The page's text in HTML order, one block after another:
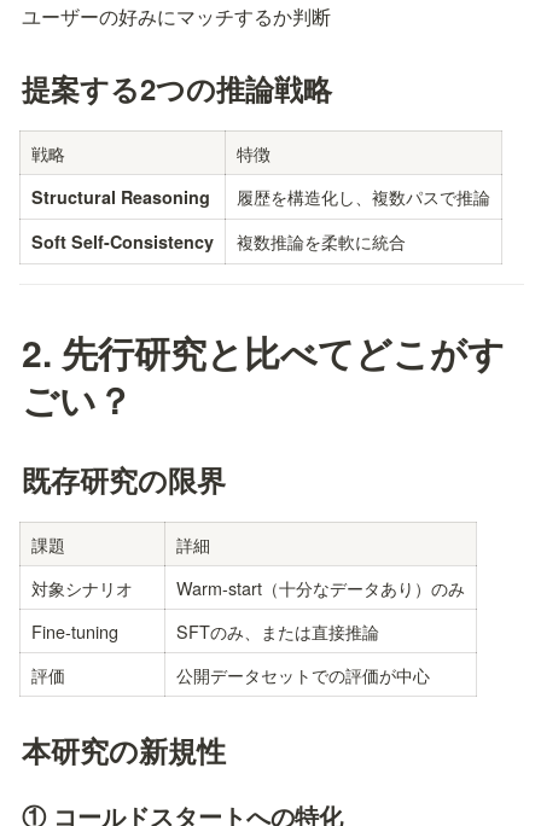
ユーザーの好みにマッチするか判断
提案する2つの推論戦略
戦略 特徴
Structural Reasoning 履歴を構造化し、複数パスで推論
Soft Self-Consistency 複数推論を柔軟に統合
2. 先行研究と比べてどこがす
ごい？
既存研究の限界
課題
詳細
対象シナリオ
Warm-start（十分なデータあり）のみ
Fine-tuning
SFTのみ、または直接推論
評価
公開データセットでの評価が中心
本研究の新規性
① コールドスタートへの特化